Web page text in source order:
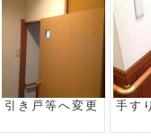
引き戸等へ変更 手す